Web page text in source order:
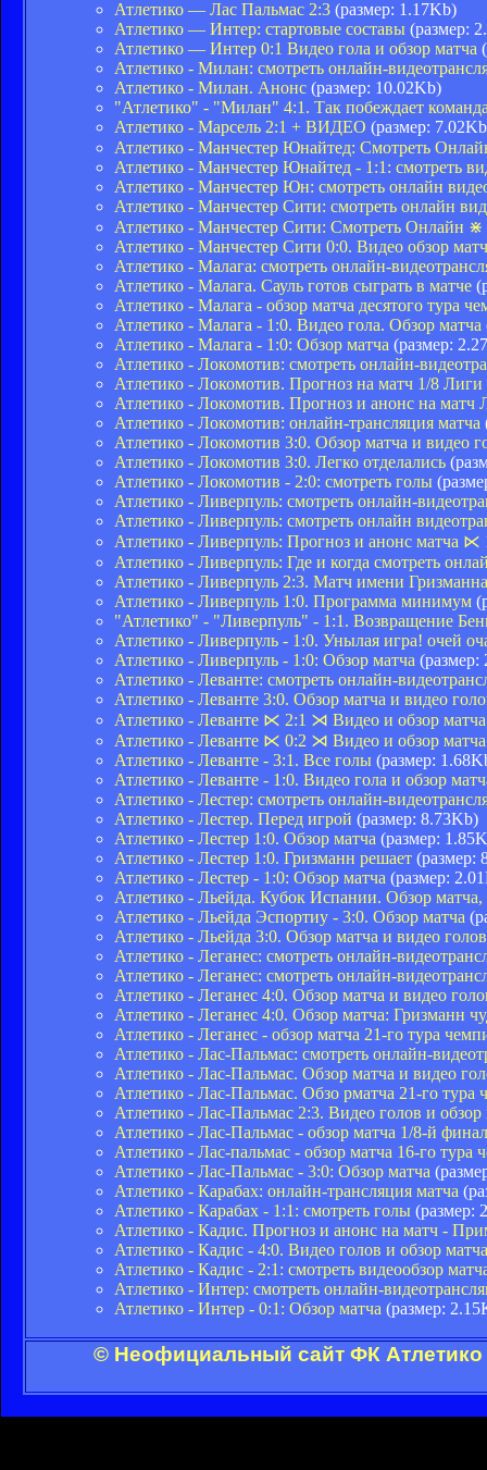
Атлетико — Лас Пальмас 2:3 (размер: 1.17Kb)
Атлетико — Интер: стартовые составы (размер:
Атлетико — Интер 0:1 Видео гола и обзор матча
Атлетико - Милан: смотреть онлайн-
Атлетико - Милан. Анонс (размер: 10.02Kb)
"Атлетико" - "Милан" 4:1. Так побеждает
Атлетико - Марсель 2:1 + ВИДЕО (размер:
Атлетико - Манчестер Юнайтед: Смотреть
Атлетико - Манчестер Юнайтед - 1:1: смотреть
Атлетико - Манчестер Юн: смотреть онлайн
Атлетико - Манчестер Сити: смотреть онлайн
Атлетико - Манчестер Сити: Смотреть Онлайн
Атлетико - Манчестер Сити 0:0. Видео обзор
Атлетико - Малага: смотреть онлайн-
Атлетико - Малага. Сауль готов сыграть в матче
Атлетико - Малага - обзор матча десятого тура
Атлетико - Малага - 1:0. Видео гола. Обзор матча
Атлетико - Малага - 1:0: Обзор матча (размер:
Атлетико - Локомотив: смотреть онлайн-
Атлетико - Локомотив. Прогноз на матч 1/8
Атлетико - Локомотив. Прогноз и анонс на матч
Атлетико - Локомотив: онлайн-трансляция матча
Атлетико - Локомотив 3:0. Обзор матча и видео
Атлетико - Локомотив 3:0. Легко отделались
Атлетико - Локомотив - 2:0: смотреть голы
Атлетико - Ливерпуль: смотреть онлайн-
Атлетико - Ливерпуль: смотреть онлайн
Атлетико - Ливерпуль: Прогноз и анонс матча
Атлетико - Ливерпуль: Где и когда смотреть
Атлетико - Ливерпуль 2:3. Матч имени Гризманна
Атлетико - Ливерпуль 1:0. Программа минимум
"Атлетико" - "Ливерпуль" - 1:1. Возвращение
Атлетико - Ливерпуль - 1:0. Унылая игра! очей
Атлетико - Ливерпуль - 1:0: Обзор матча (размер:
Атлетико - Леванте: смотреть онлайн-
Атлетико - Леванте 3:0. Обзор матча и видео
Атлетико - Леванте ⋉ 2:1 ⋊ Видео и обзор
Атлетико - Леванте ⋉ 0:2 ⋊ Видео и обзор
Атлетико - Леванте - 3:1. Все голы (размер:
Атлетико - Леванте - 1:0. Видео гола и обзор
Атлетико - Лестер: смотреть онлайн-
Атлетико - Лестер. Перед игрой (размер: 8.73Kb)
Атлетико - Лестер 1:0. Обзор матча (размер:
Атлетико - Лестер 1:0. Гризманн решает (размер:
Атлетико - Лестер - 1:0: Обзор матча (размер:
Атлетико - Льейда. Кубок Испании. Обзор матча,
Атлетико - Льейда Эспортиу - 3:0. Обзор матча
Атлетико - Льейда 3:0. Обзор матча и видео голов
Атлетико - Леганес: смотреть онлайн-
Атлетико - Леганес: смотреть онлайн-
Атлетико - Леганес 4:0. Обзор матча и видео
Атлетико - Леганес 4:0. Обзор матча: Гризманн
Атлетико - Леганес - обзор матча 21-го тура
Атлетико - Лас-Пальмас: смотреть онлайн-
Атлетико - Лас-Пальмас. Обзор матча и видео
Атлетико - Лас-Пальмас. Обзо рматча 21-го
Атлетико - Лас-Пальмас 2:3. Видео голов и обзор
Атлетико - Лас-Пальмас - обзор матча 1/8-й
Атлетико - Лас-пальмас - обзор матча 16-го тура
Атлетико - Лас-Пальмас - 3:0: Обзор матча
Атлетико - Карабах: онлайн-трансляция матча
Атлетико - Карабах - 1:1: смотреть голы (размер:
Атлетико - Кадис. Прогноз и анонс на матч -
Атлетико - Кадис - 4:0. Видео голов и обзор матча
Атлетико - Кадис - 2:1: смотреть видеообзор
Атлетико - Интер: смотреть онлайн-
Атлетико - Интер - 0:1: Обзор матча (размер:
© Неофициальный сайт ФК